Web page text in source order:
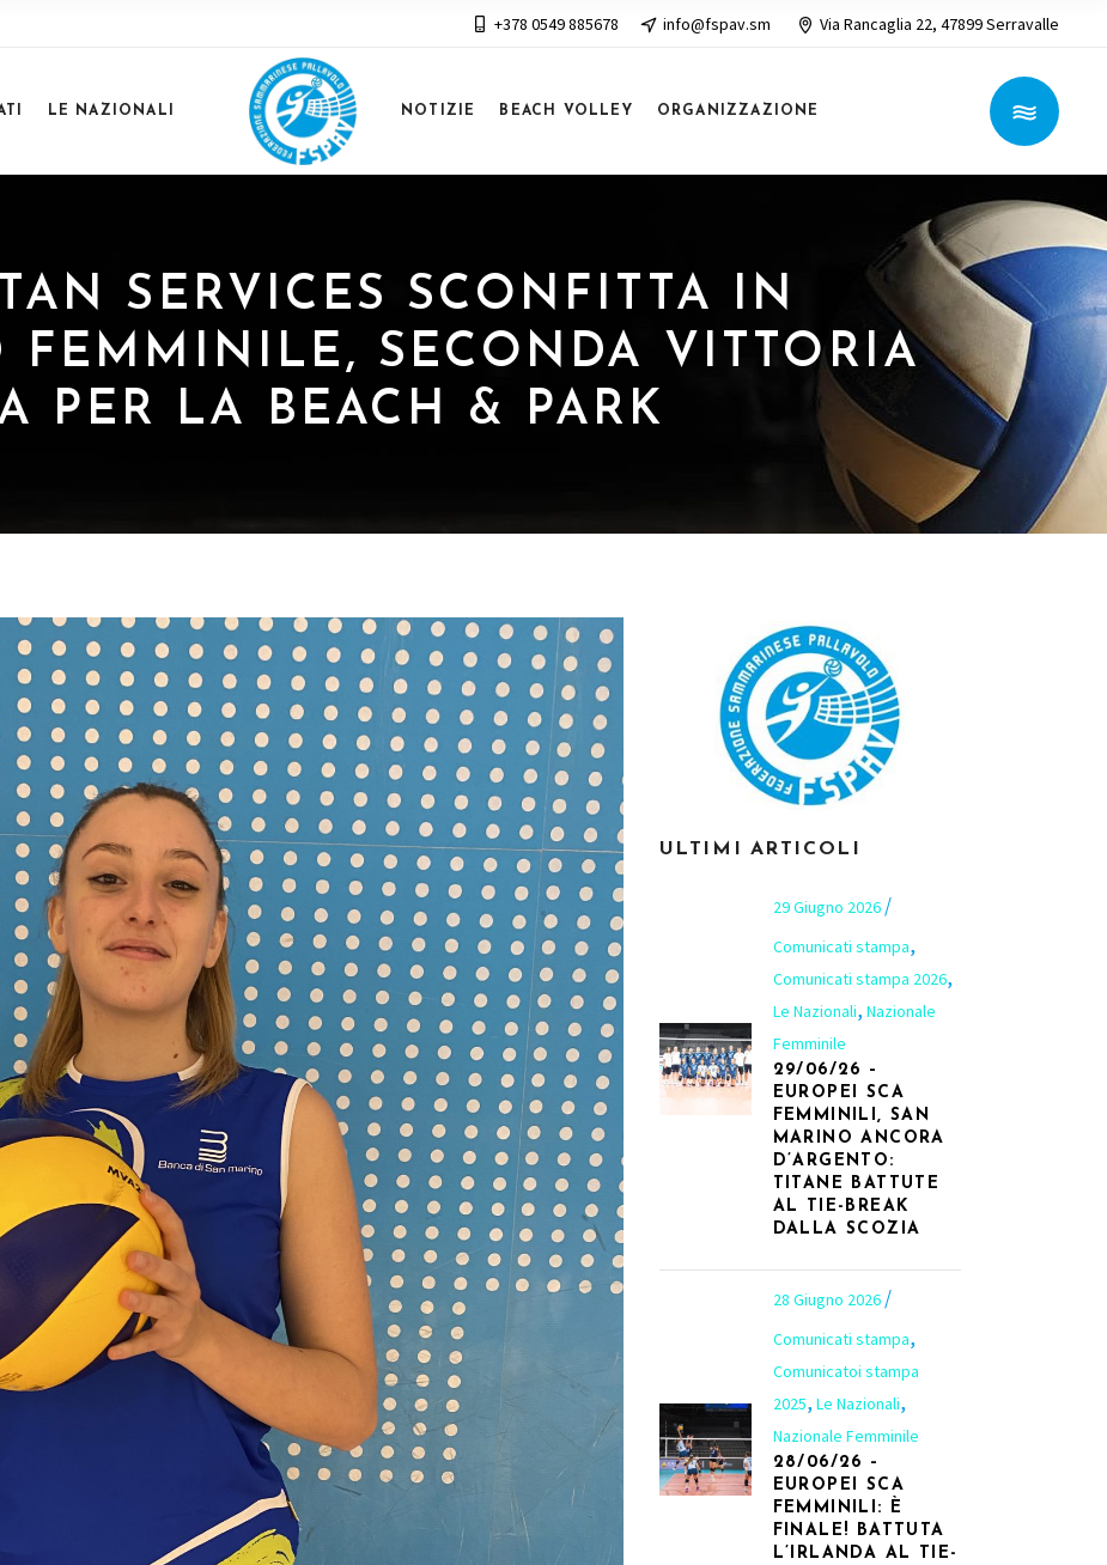
+378 0549 885678 info@fspav.sm Via Rancaglia 22, 47899 Serravalle
LE NAZIONALI NOTIZIE BEACH VOLLEY ORGANIZZAZIONE
SERVICES SCONFITTA IN
FEMMINILE, SECONDA VITTORIA
PER LA BEACH & PARK
ULTIMI ARTICOLI
29 Giugno 2026
Comunicati stampa,
Comunicati stampa 2026,
Le Nazionali, Nazionale
Femminile
29/06/26 –
EUROPEI SCA
FEMMINILI, SAN
MARINO ANCORA
D’ARGENTO:
TITANE BATTUTE
AL TIE-BREAK
DALLA SCOZIA
28 Giugno 2026
Comunicati stampa,
Comunicatoi stampa
2025, Le Nazionali,
Nazionale Femminile
28/06/26 –
EUROPEI SCA
FEMMINILI: È
FINALE! BATTUTA
L’IRLANDA AL TIE-